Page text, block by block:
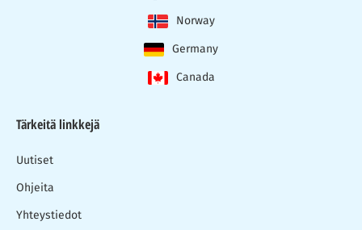
Norway
Germany
Canada
Tärkeitä linkkejä
Uutiset
Ohjeita
Yhteystiedot